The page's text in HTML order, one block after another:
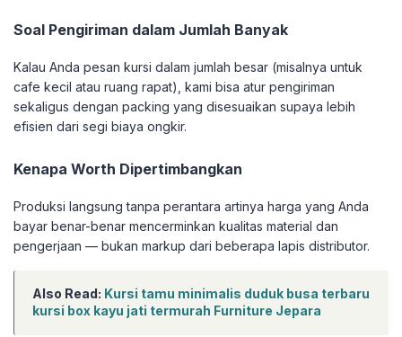
Soal Pengiriman dalam Jumlah Banyak
Kalau Anda pesan kursi dalam jumlah besar (misalnya untuk
cafe kecil atau ruang rapat), kami bisa atur pengiriman
sekaligus dengan packing yang disesuaikan supaya lebih
efisien dari segi biaya ongkir.
Kenapa Worth Dipertimbangkan
Produksi langsung tanpa perantara artinya harga yang Anda
bayar benar-benar mencerminkan kualitas material dan
pengerjaan — bukan markup dari beberapa lapis distributor.
Also Read: Kursi tamu minimalis duduk busa terbaru
kursi box kayu jati termurah Furniture Jepara